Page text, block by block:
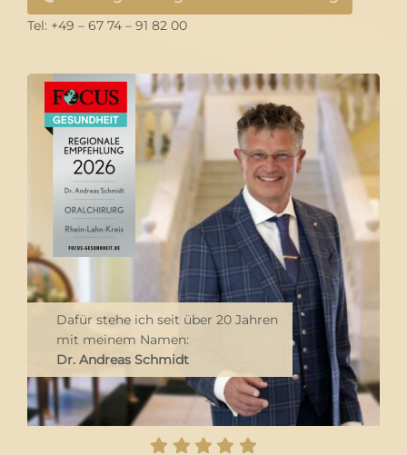
Tel: +49 – 67 74 – 91 82 00
Dafür stehe ich seit über 20 Jahren
mit meinem Namen:
Dr. Andreas Schmidt